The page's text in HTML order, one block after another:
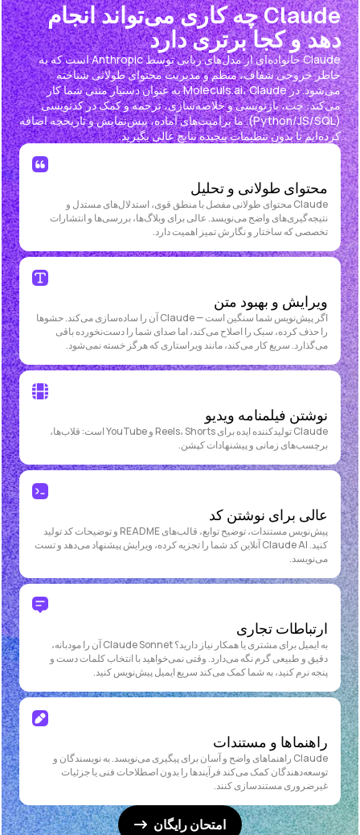
Claude چه کاری می‌تواند انجام
دهد و کجا برتری دارد
Claude خانواده‌ای از مدل‌های زبانی توسط Anthropic است که به
خاطر خروجی شفاف، منظم و مدیریت محتوای طولانی شناخته
می‌شود. در Moleculs.ai، Claude به عنوان دستیار متنی شما کار
می‌کند: چت، بازنویسی و خلاصه‌سازی، ترجمه و کمک در کدنویسی
(Python/JS/SQL). ما پرامپت‌های آماده، پیش‌نمایش و تاریخچه اضافه
کرده‌ایم تا بدون تنظیمات پیچیده نتایج عالی بگیرید.
محتوای طولانی و تحلیل
Claude محتوای طولانی مفصل با منطق قوی، استدلال‌های مستدل و
نتیجه‌گیری‌های واضح می‌نویسد. عالی برای وبلاگ‌ها، بررسی‌ها و انتشارات
تخصصی که ساختار و نگارش تمیز اهمیت دارد.
ویرایش و بهبود متن
اگر پیش‌نویس شما سنگین است — Claude آن را ساده‌سازی می‌کند. حشوها
را حذف کرده، سبک را اصلاح می‌کند، اما صدای شما را دست‌نخورده باقی
می‌گذارد. سریع کار می‌کند، مانند ویراستاری که هرگز خسته نمی‌شود.
نوشتن فیلمنامه ویدیو
Claude تولیدکننده ایده برای Reels، Shorts و YouTube است: قلاب‌ها،
برچسب‌های زمانی و پیشنهادات کپشن.
عالی برای نوشتن کد
پیش‌نویس مستندات، توضیح توابع، قالب‌های README و توضیحات کد تولید
کنید. Claude AI آنلاین کد شما را تجزیه کرده، ویرایش پیشنهاد می‌دهد و تست
می‌نویسد.
ارتباطات تجاری
به ایمیل برای مشتری یا همکار نیاز دارید؟ Claude Sonnet آن را مودبانه،
دقیق و طبیعی گرم نگه می‌دارد. وقتی نمی‌خواهید با انتخاب کلمات دست و
پنجه نرم کنید، به شما کمک می‌کند سریع ایمیل پیش‌نویس کنید.
راهنماها و مستندات
Claude راهنماهای واضح و آسان برای پیگیری می‌نویسد. به نویسندگان و
توسعه‌دهندگان کمک می‌کند فرآیندها را بدون اصطلاحات فنی یا جزئیات
غیرضروری مستندسازی کنند.
امتحان رایگان